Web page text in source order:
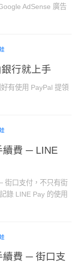
AdSense 廣告
行就上手
有使用 PayPal 提領
續費 ─ LINE
街口支付，不只有街
錄 LINE Pay 的使用
續費 ─ 街口支